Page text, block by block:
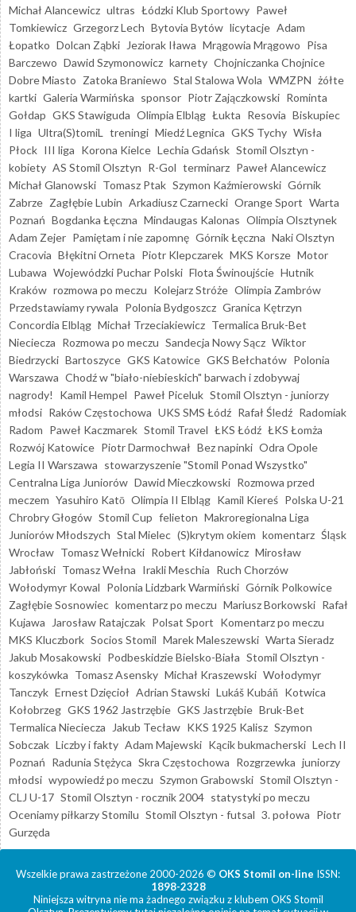
Michał Alancewicz ultras Łódzki Klub Sportowy Paweł
Tomkiewicz Grzegorz Lech Bytovia Bytów licytacje Adam
Łopatko Dolcan Ząbki Jeziorak Iława Mrągowia Mrągowo Pisa
Barczewo Dawid Szymonowicz karnety Chojniczanka Chojnice
Dobre Miasto Zatoka Braniewo Stal Stalowa Wola WMZPN żółte
kartki Galeria Warmińska sponsor Piotr Zajączkowski Rominta
Gołdap GKS Stawiguda Olimpia Elbląg Łukta Resovia Biskupiec
I liga Ultra(S)tomiL treningi Miedź Legnica GKS Tychy Wisła
Płock III liga Korona Kielce Lechia Gdańsk Stomil Olsztyn -
kobiety AS Stomil Olsztyn R-Gol terminarz Paweł Alancewicz
Michał Glanowski Tomasz Ptak Szymon Kaźmierowski Górnik
Zabrze Zagłębie Lubin Arkadiusz Czarnecki Orange Sport Warta
Poznań Bogdanka Łęczna Mindaugas Kalonas Olimpia Olsztynek
Adam Zejer Pamiętam i nie zapomnę Górnik Łęczna Naki Olsztyn
Cracovia Błękitni Orneta Piotr Klepczarek MKS Korsze Motor
Lubawa Wojewódzki Puchar Polski Flota Świnoujście Hutnik
Kraków rozmowa po meczu Kolejarz Stróże Olimpia Zambrów
Przedstawiamy rywala Polonia Bydgoszcz Granica Kętrzyn
Concordia Elbląg Michał Trzeciakiewicz Termalica Bruk-Bet
Nieciecza Rozmowa po meczu Sandecja Nowy Sącz Wiktor
Biedrzycki Bartoszyce GKS Katowice GKS Bełchatów Polonia
Warszawa Chodź w "biało-niebieskich" barwach i zdobywaj
nagrody!
Kamil Hempel Paweł Piceluk Stomil Olsztyn - juniorzy
młodsi Raków Częstochowa UKS SMS Łódź Rafał Śledź Radomiak
Radom Paweł Kaczmarek Stomil Travel ŁKS Łódź ŁKS Łomża
Rozwój Katowice Piotr Darmochwał Bez napinki Odra Opole
Legia II Warszawa stowarzyszenie "Stomil Ponad Wszystko"
Centralna Liga Juniorów Dawid Mieczkowski Rozmowa przed
meczem Yasuhiro Katō Olimpia II Elbląg Kamil Kiereś Polska U-21
Chrobry Głogów Stomil Cup felieton Makroregionalna Liga
Juniorów Młodszych Stal Mielec (S)krytym okiem komentarz Śląsk
Wrocław Tomasz Wełnicki Robert Kiłdanowicz Mirosław
Jabłoński Tomasz Wełna Irakli Meschia Ruch Chorzów
Wołodymyr Kowal Polonia Lidzbark Warmiński Górnik Polkowice
Zagłębie Sosnowiec komentarz po meczu Mariusz Borkowski Rafał
Kujawa
Jarosław Ratajczak Polsat Sport Komentarz po meczu
MKS Kluczbork Socios Stomil Marek Maleszewski Warta Sieradz
Jakub Mosakowski Podbeskidzie Bielsko-Biała Stomil Olsztyn -
koszykówka Tomasz Asensky Michał Kraszewski Wołodymyr
Tanczyk Ernest Dzięcioł Adrian Stawski Lukáš Kubáň Kotwica
Kołobrzeg GKS 1962 Jastrzębie GKS Jastrzębie Bruk-Bet
Termalica Nieciecza
Jakub Tecław KKS 1925 Kalisz Szymon
Sobczak Liczby i fakty Adam Majewski Kącik bukmacherski Lech II
Poznań Radunia Stężyca Skra Częstochowa Rozgrzewka juniorzy
młodsi wypowiedź po meczu Szymon Grabowski Stomil Olsztyn -
CLJ U-17 Stomil Olsztyn - rocznik 2004 statystyki po meczu
Oceniamy piłkarzy Stomilu Stomil Olsztyn - futsal 3. połowa Piotr
Gurzęda
Wszelkie prawa zastrzeżone 2000-2026 © OKS Stomil on-line ISSN:
1898-2328
Niniejsza witryna nie ma żadnego związku z klubem OKS Stomil